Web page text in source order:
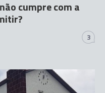
cumpre com a
3